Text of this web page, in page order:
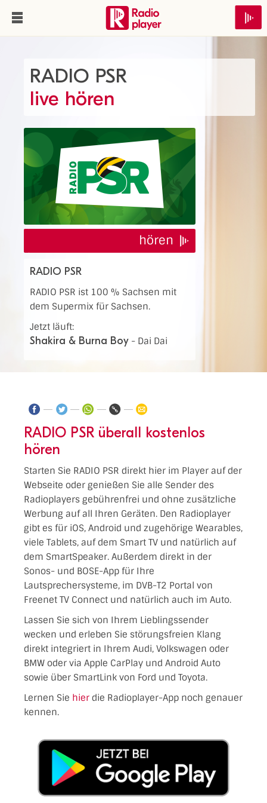
RADIO PSR
live hören
hören
RADIO PSR
RADIO PSR ist 100 % Sachsen mit
dem Supermix für Sachsen.
Jetzt läuft:
Shakira & Burna Boy - Dai Dai
RADIO PSR überall kostenlos
hören
Starten Sie RADIO PSR direkt hier im Player auf der
Webseite oder genießen Sie alle Sender des
Radioplayers gebührenfrei und ohne zusätzliche
Werbung auf all Ihren Geräten. Den Radioplayer
gibt es für iOS, Android und zugehörige Wearables,
viele Tablets, auf dem Smart TV und natürlich auf
dem SmartSpeaker. Außerdem direkt in der
Sonos- und BOSE-App für Ihre
Lautsprechersysteme, im DVB-T2 Portal von
Freenet TV Connect und natürlich auch im Auto.
Lassen Sie sich von Ihrem Lieblingssender
wecken und erleben Sie störungsfreien Klang
direkt integriert in Ihrem Audi, Volkswagen oder
BMW oder via Apple CarPlay und Android Auto
sowie über SmartLink von Ford und Toyota.
Lernen Sie hier die Radioplayer-App noch genauer
kennen.